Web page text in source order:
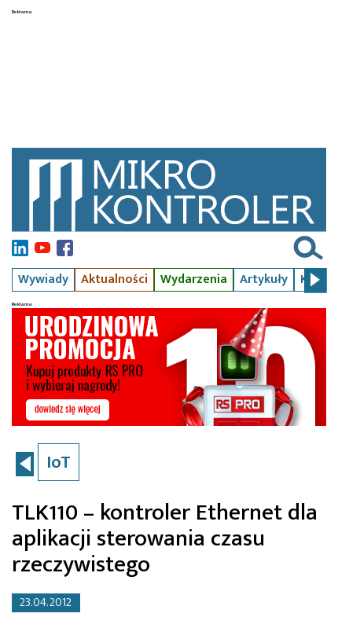
Wywiady Aktualności Wydarzenia Artykuły Kursy
IoT
TLK110 – kontroler Ethernet dla
aplikacji sterowania czasu
rzeczywistego
23.04.2012